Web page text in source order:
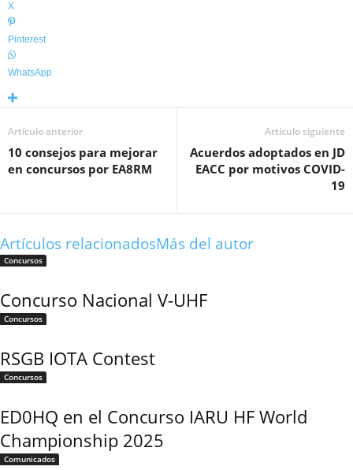
X
Pinterest
WhatsApp
Artículo anterior
10 consejos para mejorar
en concursos por EA8RM
Artículo siguiente
Acuerdos adoptados en JD
EACC por motivos COVID-
19
Artículos relacionadosMás del autor
Concursos
Concurso Nacional V-UHF
Concursos
RSGB IOTA Contest
Concursos
ED0HQ en el Concurso IARU HF World
Championship 2025
Comunicados